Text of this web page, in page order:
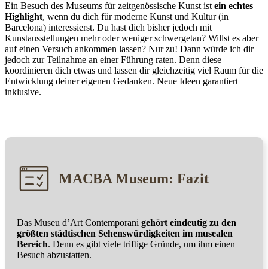
Ein Besuch des Museums für zeitgenössische Kunst ist ein echtes
Highlight, wenn du dich für moderne Kunst und Kultur (in
Barcelona) interessierst. Du hast dich bisher jedoch mit
Kunstausstellungen mehr oder weniger schwergetan? Willst es aber
auf einen Versuch ankommen lassen? Nur zu! Dann würde ich dir
jedoch zur Teilnahme an einer Führung raten. Denn diese
koordinieren dich etwas und lassen dir gleichzeitig viel Raum für die
Entwicklung deiner eigenen Gedanken. Neue Ideen garantiert
inklusive.
MACBA Museum: Fazit
Das Museu d’Art Contemporani gehört eindeutig zu den
größten städtischen Sehenswürdigkeiten im musealen
Bereich. Denn es gibt viele triftige Gründe, um ihm einen
Besuch abzustatten.